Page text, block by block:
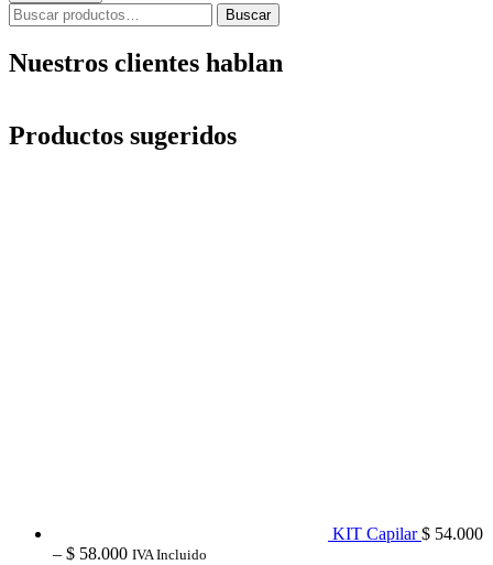
Buscar
por:
Buscar
Nuestros clientes hablan
Productos sugeridos
KIT Capilar $ 54.000
– $ 58.000Price
IVA Incluido